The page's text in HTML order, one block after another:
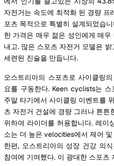
자전거는 속도에 최적화 된 경량 프
포츠 목적으로 특별히 설계되었습
한 가격은 매우 젊은 성인에게 매
내고. 많은 스포츠 자전거 모델은
세련된 진술을 만듭니다.
오스트리아의 스포츠로 사이클링
요를 구동한다. Keen cyclists는
주말 타기에서 사이클링 이벤트를
츠 자전거 건설에 경량 그러나 튼튼
위하여 라이더를 허용합니다. 레
소는 더 높은 velocities에서 제어
한편, 오스트리아의 성장 건강 의
참여에 기여했다. 이 광대한 스포츠